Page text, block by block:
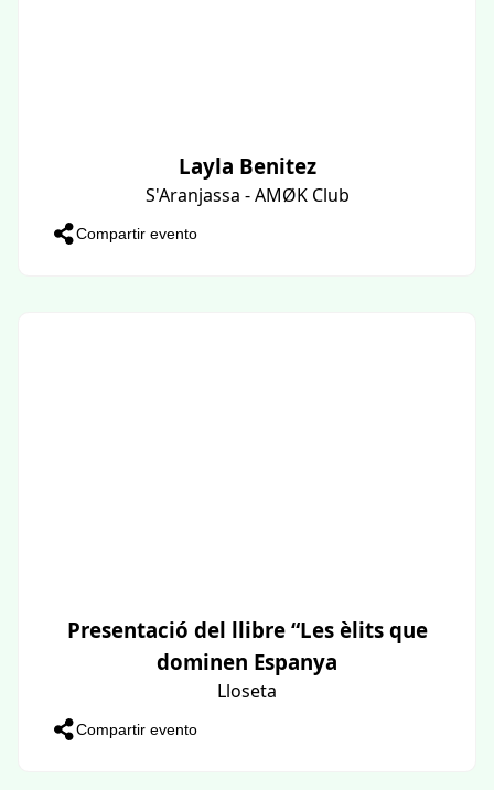
Layla Benitez
S'Aranjassa - AMØK Club
Compartir evento
Presentació del llibre “Les èlits que
dominen Espanya
Lloseta
Compartir evento